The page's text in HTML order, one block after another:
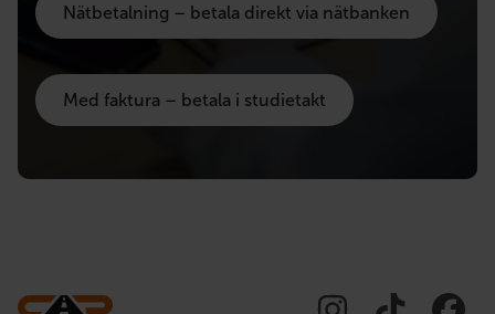
Nätbetalning – betala direkt via nätbanken
Med faktura – betala i studietakt